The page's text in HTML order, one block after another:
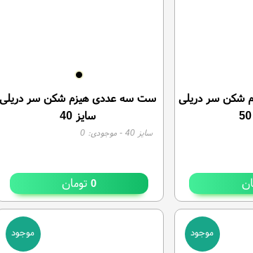
شکن سر دریلی
ست سه عددی هیزم شکن سر دریلی
سایز 40
سایز 40 - موجودی: 0
0تومان
موجود موجود